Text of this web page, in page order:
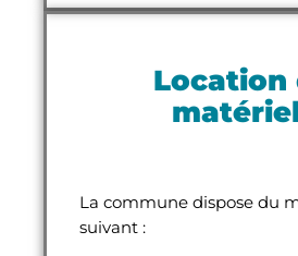
Location
La commune dispose du
suivant :